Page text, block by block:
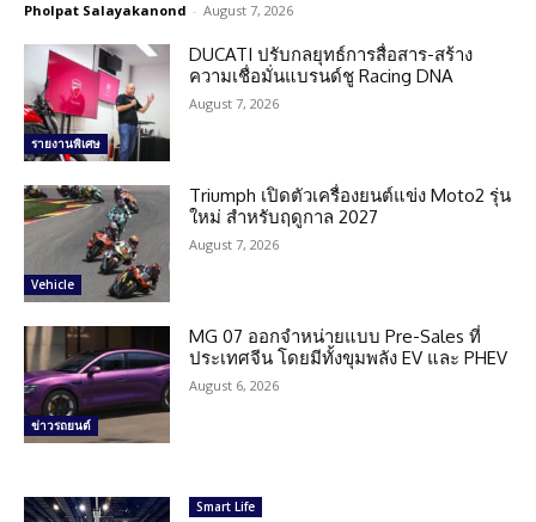
Pholpat Salayakanond - August 7, 2026
รายงานพิเศษ
DUCATI ปรับกลยุทธ์การสื่อสาร-สร้าง
ความเชื่อมั่นแบรนด์ชู Racing DNA
August 7, 2026
Vehicle
Triumph เปิดตัวเครื่องยนต์แข่ง Moto2 รุ่น
ใหม่ สำหรับฤดูกาล 2027
August 7, 2026
ข่าวรถยนต์
MG 07 ออกจำหน่ายแบบ Pre-Sales ที่
ประเทศจีน โดยมีทั้งขุมพลัง EV และ PHEV
August 6, 2026
Smart Life